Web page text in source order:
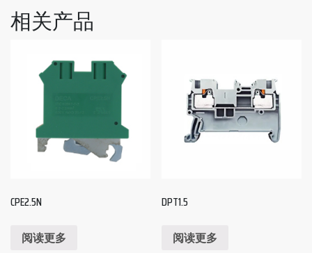
相关产品
CPE2.5N
阅读更多
DPT1.5
阅读更多